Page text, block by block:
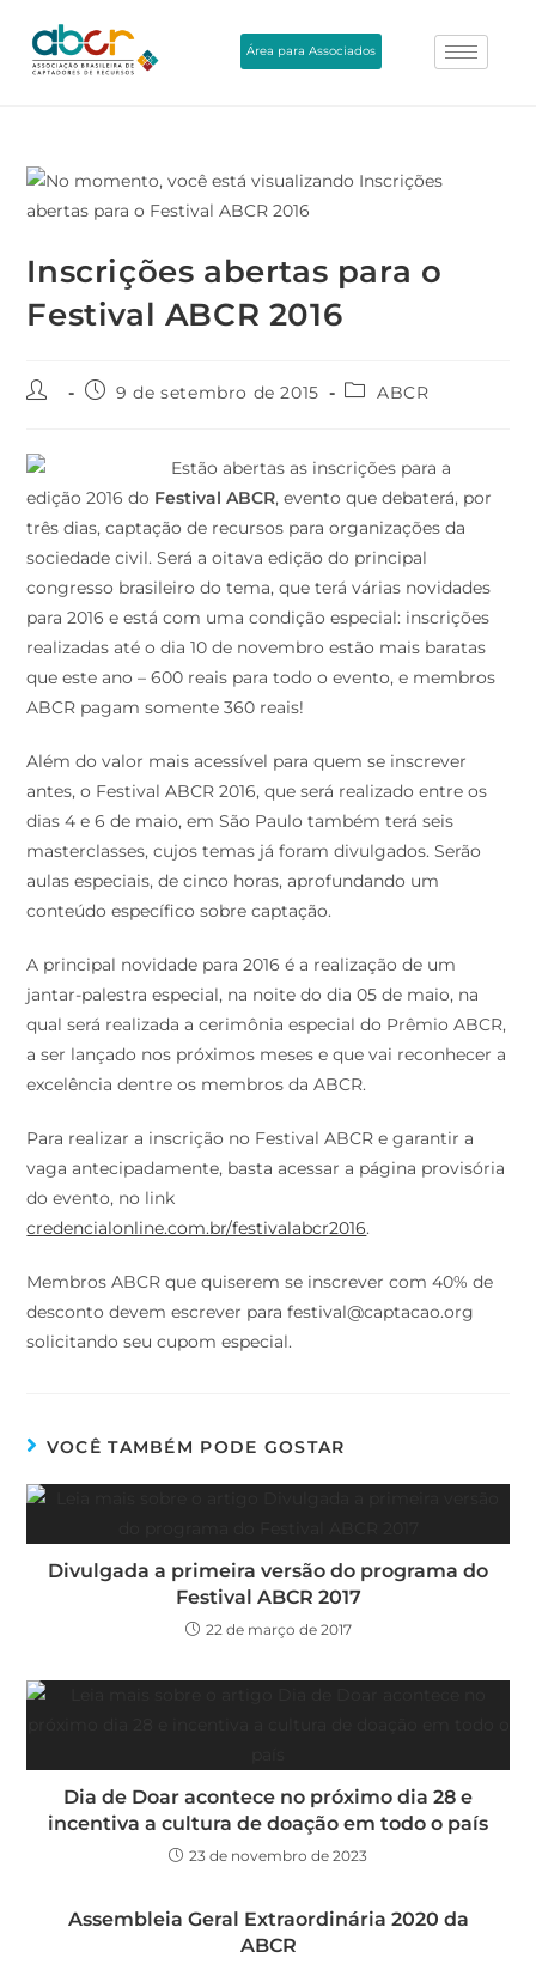
Área para Associados
Inscrições abertas para o
Festival ABCR 2016
9 de setembro de 2015 ABCR
Estão abertas as inscrições para a
edição 2016 do Festival ABCR, evento que debaterá, por
três dias, captação de recursos para organizações da
sociedade civil. Será a oitava edição do principal
congresso brasileiro do tema, que terá várias novidades
para 2016 e está com uma condição especial: inscrições
realizadas até o dia 10 de novembro estão mais baratas
que este ano – 600 reais para todo o evento, e membros
ABCR pagam somente 360 reais!
Além do valor mais acessível para quem se inscrever
antes, o Festival ABCR 2016, que será realizado entre os
dias 4 e 6 de maio, em São Paulo também terá seis
masterclasses, cujos temas já foram divulgados. Serão
aulas especiais, de cinco horas, aprofundando um
conteúdo específico sobre captação.
A principal novidade para 2016 é a realização de um
jantar-palestra especial, na noite do dia 05 de maio, na
qual será realizada a cerimônia especial do Prêmio ABCR,
a ser lançado nos próximos meses e que vai reconhecer a
excelência dentre os membros da ABCR.
Para realizar a inscrição no Festival ABCR e garantir a
vaga antecipadamente, basta acessar a página provisória
do evento, no link
credencialonline.com.br/festivalabcr2016.
Membros ABCR que quiserem se inscrever com 40% de
desconto devem escrever para festival@captacao.org
solicitando seu cupom especial.
VOCÊ TAMBÉM PODE GOSTAR
Divulgada a primeira versão do programa do
Festival ABCR 2017
22 de março de 2017
Dia de Doar acontece no próximo dia 28 e
incentiva a cultura de doação em todo o país
23 de novembro de 2023
Assembleia Geral Extraordinária 2020 da
ABCR